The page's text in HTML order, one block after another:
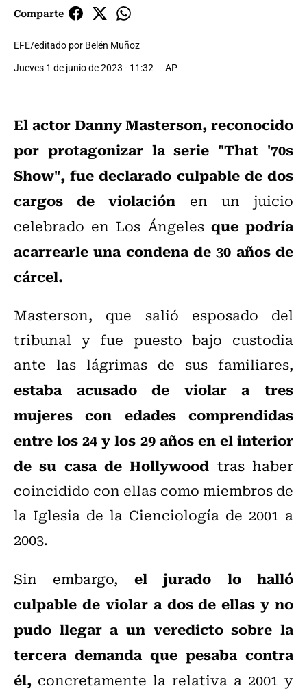
Comparte
EFE/editado por Belén Muñoz
Jueves 1 de junio de 2023 - 11:32
AP
El actor Danny Masterson, reconocido
por protagonizar la serie "That '70s
Show", fue declarado culpable de dos
cargos de violación en un juicio
celebrado en Los Ángeles que podría
acarrearle una condena de 30 años de
cárcel.
Masterson, que salió esposado del
tribunal y fue puesto bajo custodia
ante las lágrimas de sus familiares,
estaba acusado de violar a tres
mujeres con edades comprendidas
entre los 24 y los 29 años en el interior
de su casa de Hollywood tras haber
coincidido con ellas como miembros de
la Iglesia de la Cienciología de 2001 a
2003.
Sin embargo, el jurado lo halló
culpable de violar a dos de ellas y no
pudo llegar a un veredicto sobre la
tercera demanda que pesaba contra
él, concretamente la relativa a 2001 y